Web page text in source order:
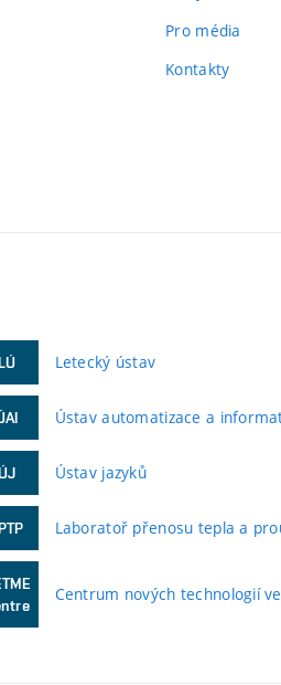
Pro média
Kontakty
Letecký ústav
Ústav automatizace a
Ústav jazyků
Laboratoř přenosu tepla a
Centrum nových technologií